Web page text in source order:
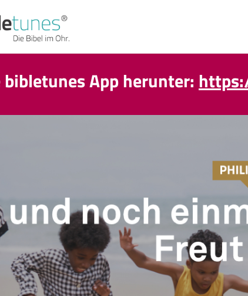
bibletunes App herunter: